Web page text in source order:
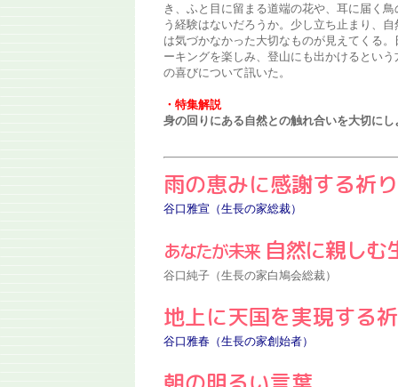
き、ふと目に留まる道端の花や、耳に届く
う経験はないだろうか。少し立ち止まり、
は気づかなかった大切なものが見えてくる
ーキングを楽しみ、登山にも出かけるとい
の喜びについて訊いた。
・特集解説
身の回りにある自然との触れ合いを大切にし
雨の恵みに感謝する祈り
谷口雅宣（生長の家総裁）
あなたが未来自然に親しむ
谷口純子（生長の家白鳩会総裁）
地上に天国を実現する
谷口雅春（生長の家創始者）